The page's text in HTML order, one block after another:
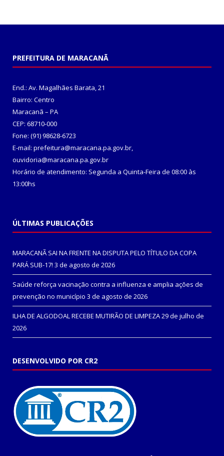
PREFEITURA DE MARACANÃ
End.: Av. Magalhães Barata, 21
Bairro: Centro
Maracanã – PA
CEP: 68710-000
Fone: (91) 98628-6723
E-mail: prefeitura@maracana.pa.gov.br,
ouvidoria@maracana.pa.gov.br
Horário de atendimento: Segunda a Quinta-Feira de 08:00 às
13:00hs
ÚLTIMAS PUBLICAÇÕES
MARACANÃ SAI NA FRENTE NA DISPUTA PELO TÍTULO DA COPA
PARÁ SUB-17! 3 de agosto de 2026
Saúde reforça vacinação contra a influenza e amplia ações de
prevenção no município 3 de agosto de 2026
ILHA DE ALGODOAL RECEBE MUTIRÃO DE LIMPEZA29 de julho de
2026
DESENVOLVIDO POR CR2